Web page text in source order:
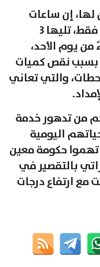
إن ساعات
التشغيل ستكون 3 ساعات فقط، تليها 3
من يوم الأحد،
بسبب نقص كميات
والتي تعاني
من تدهور خدمة
اليومية
حكومة معين
بالتقصير في
مع ارتفاع درجات